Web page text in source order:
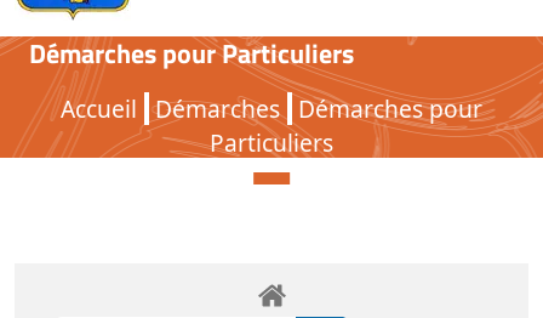
Démarches pour Particuliers
Accueil Démarches Démarches pour
Particuliers
Démarches pour Particuliers